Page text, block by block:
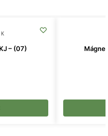
– (07)